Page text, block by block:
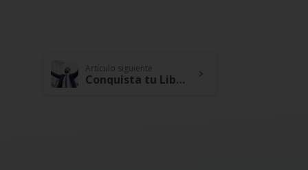
Artículo siguiente
Conquista tu Libertad Financiera y Genera Confianza En Tus Finanzas